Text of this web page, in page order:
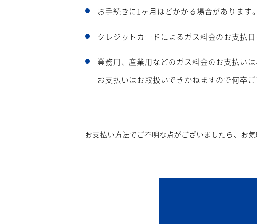
お手続きに1ヶ月ほどかかる場合があります。
クレジットカードによるガス料金のお支払
業務用、産業用などのガス料金のお支払い
お支払いはお取扱いできかねますので何卒ご
お支払い方法でご不明な点がございましたら、お気